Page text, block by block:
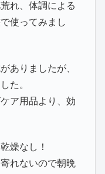
れ、体調による
使ってみまし
ありましたが、
た。
ア用品より、効
燥なし！
れないので朝晩